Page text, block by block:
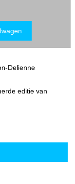
Delienne
editie van